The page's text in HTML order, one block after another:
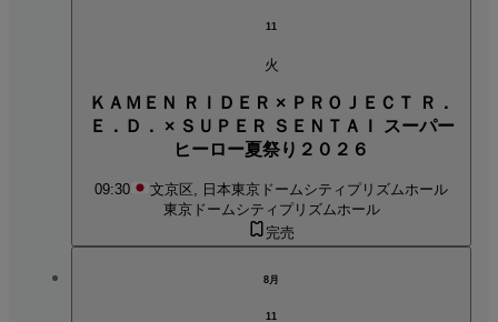
11
火
ＫＡＭＥＮ ＲＩＤＥＲ × ＰＲＯＪＥＣＴ Ｒ．
Ｅ．Ｄ． × ＳＵＰＥＲ ＳＥＮＴＡＩ スーパー
ヒーロー夏祭り２０２６
09:30 文京区, 日本東京ドームシティプリズムホール
東京ドームシティプリズムホール
完売
8月
11